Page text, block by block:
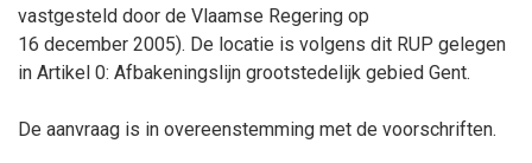
vastgesteld door de Vlaamse Regering op
16 december 2005). De locatie is volgens dit RUP gelegen
in Artikel 0: Afbakeningslijn grootstedelijk gebied Gent.
De aanvraag is in overeenstemming met de voorschriften.